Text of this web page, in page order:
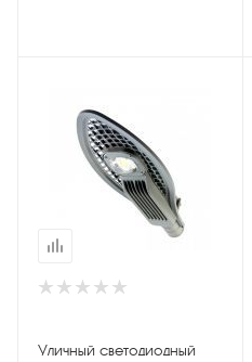
Уличный светодиодный